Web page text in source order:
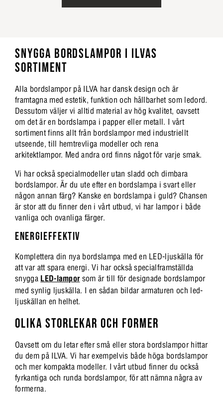
SNYGGA BORDSLAMPOR I ILVAS
SORTIMENT
Alla bordslampor på ILVA har dansk design och är
framtagna med estetik, funktion och hållbarhet som ledord.
Dessutom väljer vi alltid material av hög kvalitet, oavsett
om det är en bordslampa i papper eller metall. I vårt
sortiment finns allt från bordslampor med industriellt
utseende, till hemtrevliga modeller och rena
arkitektlampor. Med andra ord finns något för varje smak.
Vi har också specialmodeller utan sladd och dimbara
bordslampor. Är du ute efter en bordslampa i svart eller
någon annan färg? Kanske en bordslampa i guld? Chansen
är stor att du finner den i vårt utbud, vi har lampor i både
vanliga och ovanliga färger.
ENERGIEFFEKTIV
Komplettera din nya bordslampa med en LED-ljuskälla för
att var att spara energi. Vi har också specialframställda
snygga LED-lamporsom är till för designade bordslampor
med synlig ljuskälla. I en sådan bildar armaturen och led-
ljuskällan en helhet.
OLIKA STORLEKAR OCH FORMER
Oavsett om du letar efter små eller stora bordslampor hittar
du dem på ILVA. Vi har exempelvis både höga bordslampor
och mer kompakta modeller. I vårt utbud finner du också
fyrkantiga och runda bordslampor, för att nämna några av
formerna.